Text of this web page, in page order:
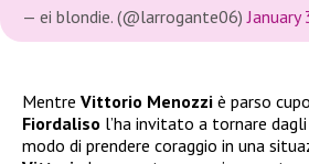
— ei blondie. (@larrogante06)January
Mentre Vittorio Menozzi è parso
Fiordaliso l’ha invitato a tornare
modo di prendere coraggio in una